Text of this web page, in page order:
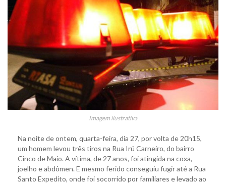
Imagem ilustrativa
Na noite de ontem, quarta-feira, dia 27, por volta de 20h15,
um homem levou três tiros na Rua Irú Carneiro, do bairro
Cinco de Maio. A vítima, de 27 anos, foi atingida na coxa,
joelho e abdômen. E mesmo ferido conseguiu fugir até a Rua
Santo Expedito, onde foi socorrido por familiares e levado ao